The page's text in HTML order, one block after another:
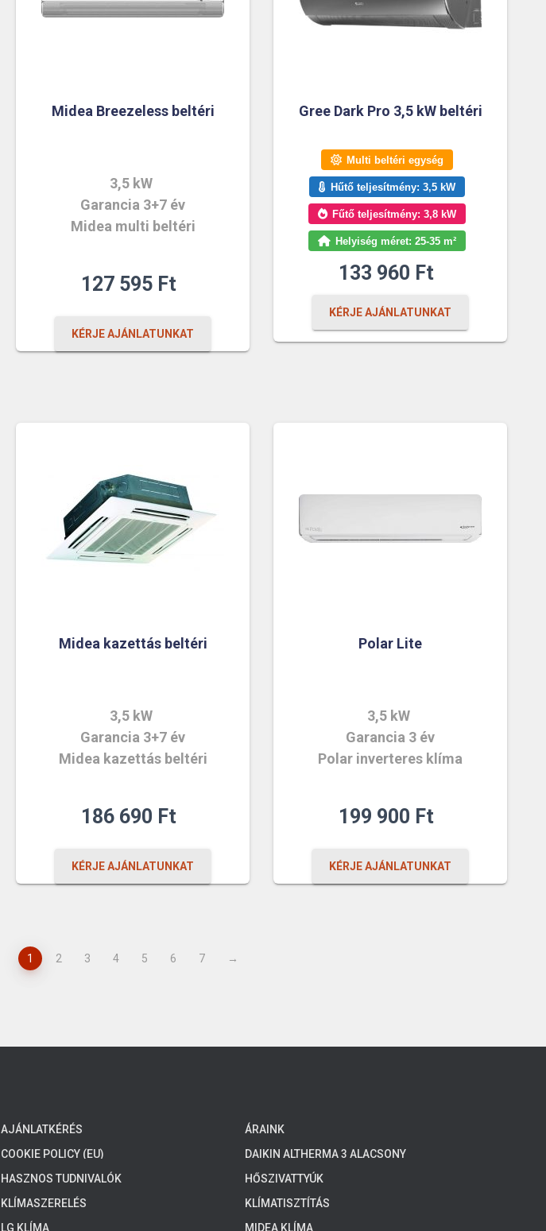
Midea Breezeless beltéri
3,5 kW
Garancia 3+7 év
Midea multi beltéri
127 595 Ft
KÉRJE AJÁNLATUNKAT
Gree Dark Pro 3,5 kW beltéri
Multi beltéri egység
Hűtő teljesítmény: 3,5 kW
Fűtő teljesítmény: 3,8 kW
Helyiség méret: 25-35 m²
133 960 Ft
KÉRJE AJÁNLATUNKAT
Midea kazettás beltéri
3,5 kW
Garancia 3+7 év
Midea kazettás beltéri
186 690 Ft
KÉRJE AJÁNLATUNKAT
Polar Lite
3,5 kW
Garancia 3 év
Polar inverteres klíma
199 900 Ft
KÉRJE AJÁNLATUNKAT
1 2 3 4 5 6 7 →
AJÁNLATKÉRÉS
ÁRAINK
COOKIE POLICY (EU)
DAIKIN ALTHERMA 3 ALACSONY
HŐMÉRSÉKLETŰ RENDSZEREK, 4-8 KW
HASZNOS TUDNIVALÓK
HŐSZIVATTYÚK
KLÍMASZERELÉS
KLÍMATISZTÍTÁS
LG KLÍMA MIDEA KLÍMA